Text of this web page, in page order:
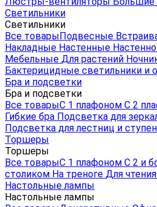
Светильники
Светильники
Все товарыПодвесные
Накладные Настенные
Мебельные Для растений
Бактерицидные светильники и
Бра и подсветки
Бра и подсветки
Все товарыС 1 плафоном С 2
Гибкие бра Подсветка для
Подсветка для лестниц и
Торшеры
Торшеры
Все товарыС 1 плафоном С 2 и
столиком На треноге Для чтения
Настольные лампы
Настольные лампы